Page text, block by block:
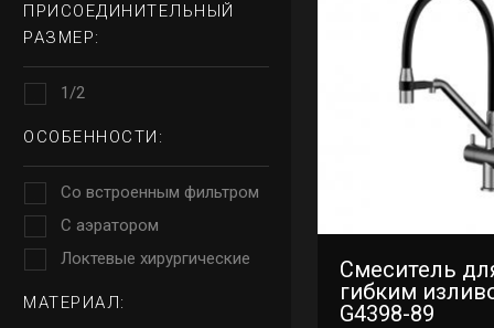
ПРИСОЕДИНИТЕЛЬНЫЙ
РАЗМЕР:
1/2
ОСОБЕННОСТИ:
Со встроенным фильтром
С аэратором
Локтевые хирургические
МАТЕРИАЛ:
Смеситель
гибким
G4398-89